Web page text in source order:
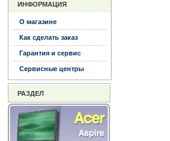
ИНФОРМАЦИЯ
О магазине
Как сделать заказ
Гарантия и сервис
Сервисные центры
РАЗДЕЛ